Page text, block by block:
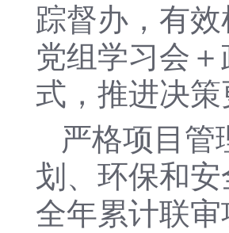
踪督办，有
党组学习会
式，推进决
严格项目管
划、环保和
全年累计联